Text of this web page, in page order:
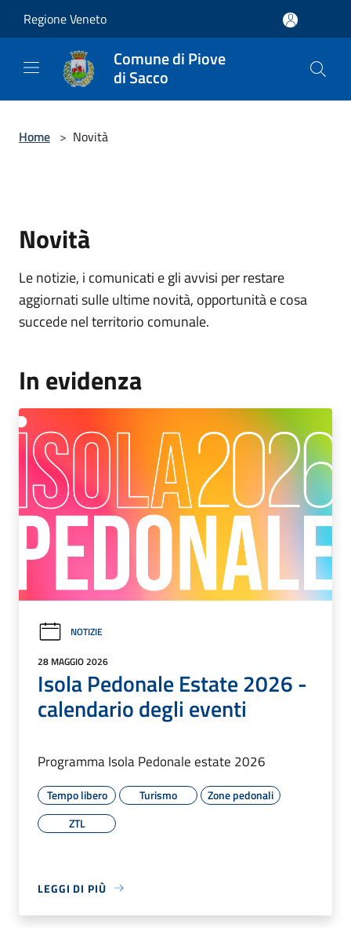
Regione Veneto
Comune di Piove
di Sacco
Home > Novità
Novità
Le notizie, i comunicati e gli avvisi per restare
aggiornati sulle ultime novità, opportunità e cosa
succede nel territorio comunale.
In evidenza
NOTIZIE
28 MAGGIO 2026
Isola Pedonale Estate 2026 -
calendario degli eventi
Programma Isola Pedonale estate 2026
Tempo libero Turismo
Zone pedonali
ZTL
LEGGI DI PIÙ